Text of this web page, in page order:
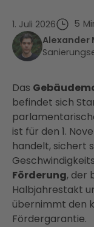
1. Juli 2026 5
Alexander
Das
befindet sich
ist für den 1.
handelt, sichert
Förderung, der
Halbjahrestakt
übernimmt den
Fördergarantie.